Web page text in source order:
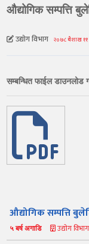
औद्योगिक सम्पत्ति
उद्योग विभाग २०७८ बैशाख ११
सम्बन्धित फाईल डाउनलोड
औद्योगिक सम्पत्ति
५ बर्ष अगाडि उद्योग विभाग